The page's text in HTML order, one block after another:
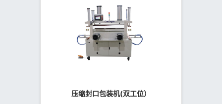
压缩封口包装机(双工位）